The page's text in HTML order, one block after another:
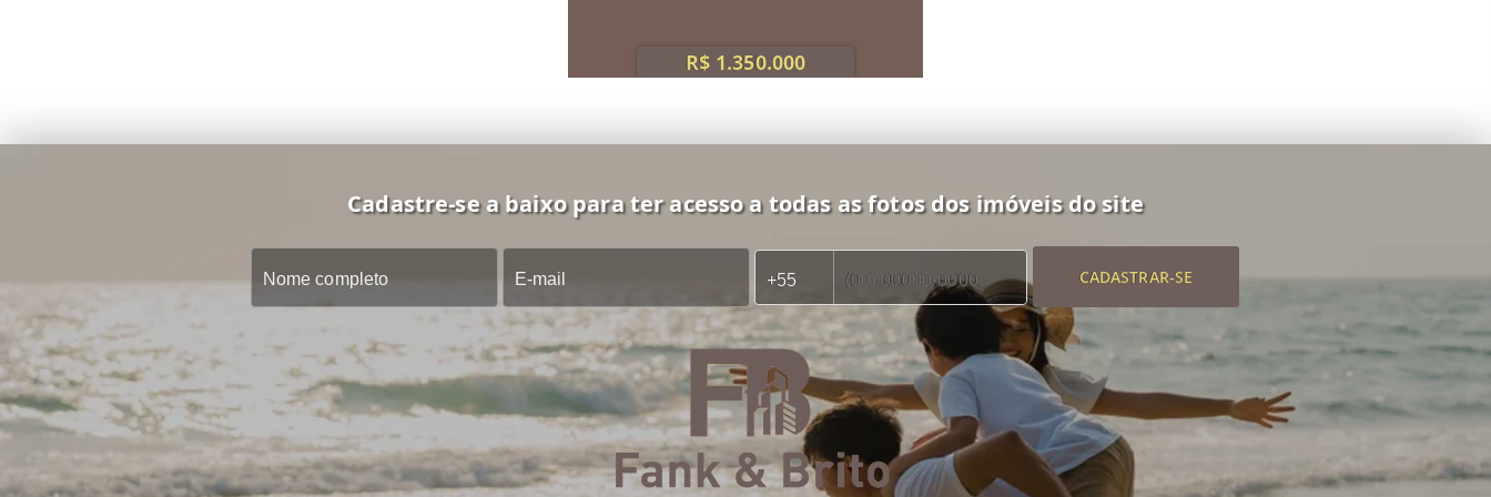
R$ 1.350.000
Cadastre-se a baixo para ter acesso a todas as fotos dos imóveis do site
CADASTRAR-SE